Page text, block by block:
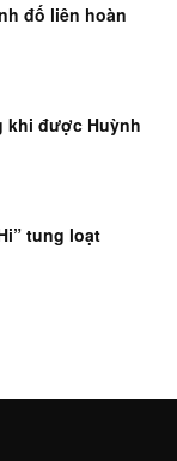
đố liên hoàn
khi được Huỳnh
tung loạt